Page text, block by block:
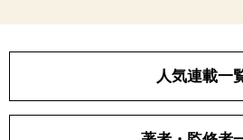
人気連載一